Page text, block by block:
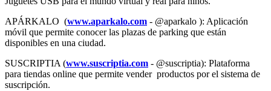
APÁRKALO (www.aparkalo.com - @aparkalo ): Aplicación
móvil que permite conocer las plazas de parking que están
disponibles en una ciudad.
SUSCRIPTIA (www.suscriptia.com - @suscriptia): Plataforma
para tiendas online que permite vender productos por el sistema de
suscripción.